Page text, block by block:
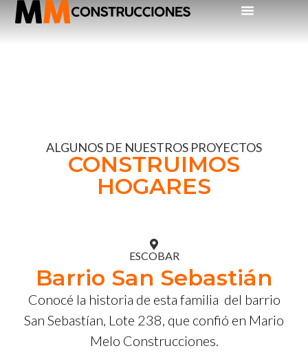
ALGUNOS DE NUESTROS PROYECTOS
CONSTRUIMOS
HOGARES
ESCOBAR
Barrio San Sebastián
Conocé la historia de esta familia del barrio
San Sebastían, Lote 238, que confió en Mario
Melo Construcciones.